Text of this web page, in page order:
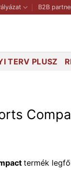
B2B
TERV PLUSZ
termék